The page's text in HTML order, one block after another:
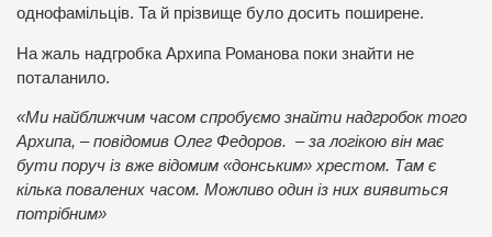
однофамільців. Та й прізвище було досить поширене.
На жаль надгробка Архипа Романова поки знайти не
поталанило.
«Ми найближчим часом спробуємо знайти надгробок того
Архипа, – повідомив Олег Федоров. – за логікою він має
бути поруч із вже відомим «донським» хрестом. Там є
кілька повалених часом. Можливо один із них виявиться
потрібним»